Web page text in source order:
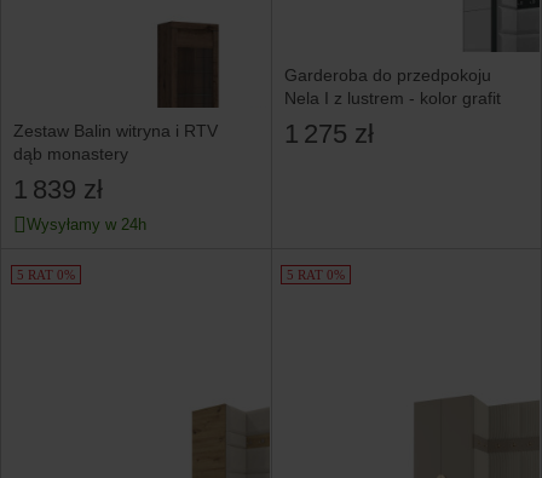
Zestaw Balin witryna i RTV
dąb monastery
1 839 zł
Wysyłamy w 24h
Garderoba do przedpokoju
Nela I z lustrem - kolor grafit
1 275 zł
5 RAT 0% 5 RAT 0%